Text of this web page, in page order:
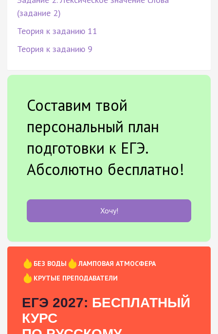
(задание 2)
Теория к заданию 11
Теория к заданию 9
Составим твой
персональный план
подготовки к ЕГЭ.
Абсолютно бесплатно!
Хочу!
БЕЗ ВОДЫ
ЛАМПОВАЯ АТМОСФЕРА
КРУТЫЕ ПРЕПОДАВАТЕЛИ
ЕГЭ 2027: БЕСПЛАТНЫЙ
КУРС